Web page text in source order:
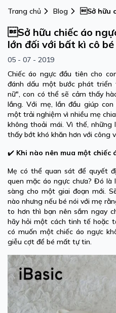
Trang chủ Blog
Sở hữu
iBasic
Sở hữu chiếc áo
lớn đối với bất kì cô
05 - 07 - 2019
Chiếc áo ngực đầu tiên cho
đánh dấu một bước phát
nữ", con có thể sẽ cảm thấy
lắng. Với mẹ, lần đầu giúp
một trải nghiệm vì nhiều mẹ
không thoải mái. Vì thế,
thấy bớt khó khăn hơn với công
✔️ Khi nào nên mua một chiếc
Mẹ có thể quan sát để quyết
quen mặc áo ngực chưa? Đó
sàng cho một giai đoạn mới.
nào nhưng nếu bé nói với mẹ
to hơn thì bạn nên sắm ngay
hãy hỏi một cách tinh tế hoặc
có muốn một chiếc áo ngực
giễu cợt để bé mất tự tin.